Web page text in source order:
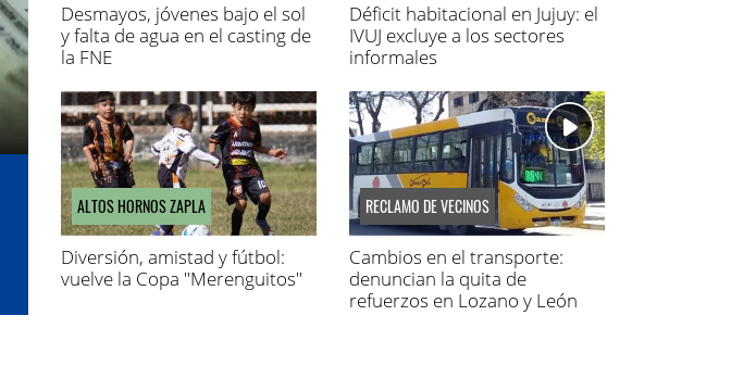
Desmayos, jóvenes bajo el sol
y falta de agua en el casting de
la FNE
Déficit habitacional en Jujuy: el
IVUJ excluye a los sectores
informales
ALTOS HORNOS ZAPLA
Diversión, amistad y fútbol:
vuelve la Copa "Merenguitos"
RECLAMO DE VECINOS
Cambios en el transporte:
denuncian la quita de
refuerzos en Lozano y León